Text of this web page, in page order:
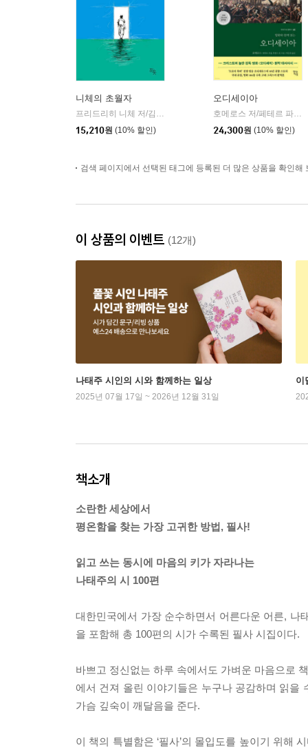
니체의 초월자
프리드리히 니체 저/김철 편역
15,210원 (10% 할인)
오디세이아
호메로스 저/페테르 파울 루벤스 그림/박문재 역
24,300원 (10% 할인)
검색 페이지에서 선택된 태그에 등록된 더 많은 상품을 확인해
이 상품의 이벤트 (12개)
나태주 시인의 시와 함께하는 일상
2025년 07월 17일 ~ 2026년 12월 31일
이
책소개
소란한 세상에서
평온함을 찾는 가장 고귀한 방법, 필사!
읽고 쓰는 동시에 마음의 키가 자라나는
나태주의 시 100편
대한민국에서 가장 순수하면서 어른다운 어른, 나
을 포함해 총 100편의 시가 수록된 필사 시집이다.
바쁘고 정신없는 하루 속에서도 가벼운 마음으로
에서 건져 올린 이야기들은 누구나 공감하며 읽을
가슴 깊숙이 깨달음을 준다.
이 책의 특별함은 ‘필사’의 몰입도를 높이기 위해